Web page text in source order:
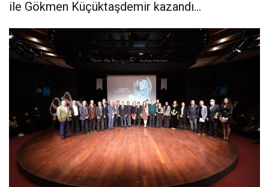
ile Gökmen Küçüktaşdemir kazandı…